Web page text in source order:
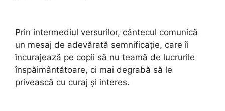
Prin intermediul versurilor, cântecul comunică
un mesaj de adevărată semnificație, care îi
încurajează pe copii să nu teamă de lucrurile
înspăimântătoare, ci mai degrabă să le
privească cu curaj și interes.